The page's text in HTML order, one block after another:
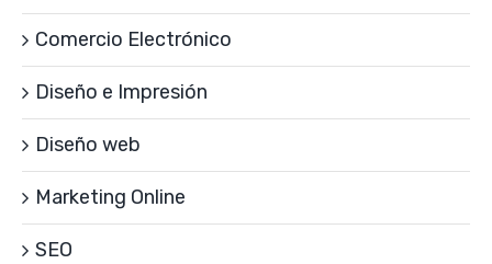
Comercio Electrónico
Diseño e Impresión
Diseño web
Marketing Online
SEO